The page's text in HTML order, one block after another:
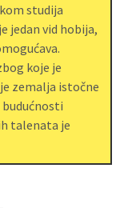
studija
jedan vid hobija,
koje je
zemalja istočne
budućnosti
talenata je